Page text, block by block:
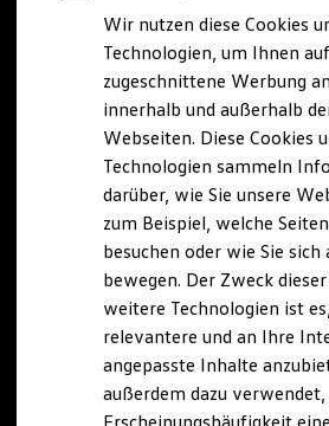
Laden unterwegs
Laden Zuhause
Ladestationen finden
Ladezeitensimulator
Batterie
Sicherheit
Nachhaltigkeit
Technologie
Kosten und Kauf
Verbrauchskosten
Kaufoptionen
E-Auto-Förderung
Software und Konnektivität
Die ID. Software 6
ID. Software Versionen
Digitale Extras
Schnittstellen zu
Wir nutzen diese Cookies
Technologien, um Ihnen
zugeschnittene Werbung
innerhalb und außerhalb
Webseiten. Diese Cookies
Technologien sammeln
darüber, wie Sie unsere
zum Beispiel, welche
besuchen oder wie Sie sich
bewegen. Der Zweck
weitere Technologien ist
relevantere und an Ihre
angepasste Inhalte
außerdem dazu verwendet,
Erscheinungshäufigkeit